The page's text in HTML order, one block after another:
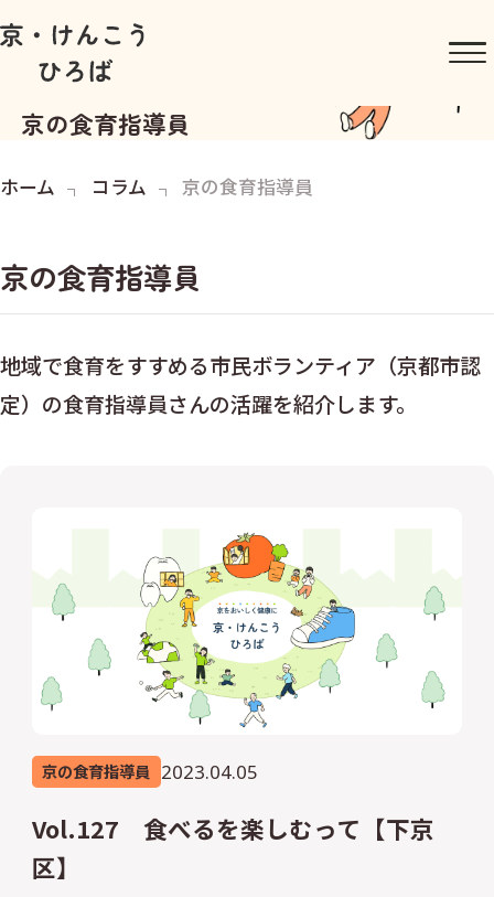
京の食育指導員
ホーム コラム 京の食育指導員
京の食育指導員
地域で食育をすすめる市民ボランティア（京都市認
定）の食育指導員さんの活躍を紹介します。
京の食育指導員 2023.04.05
Vol.127 食べるを楽しむって【下京
区】